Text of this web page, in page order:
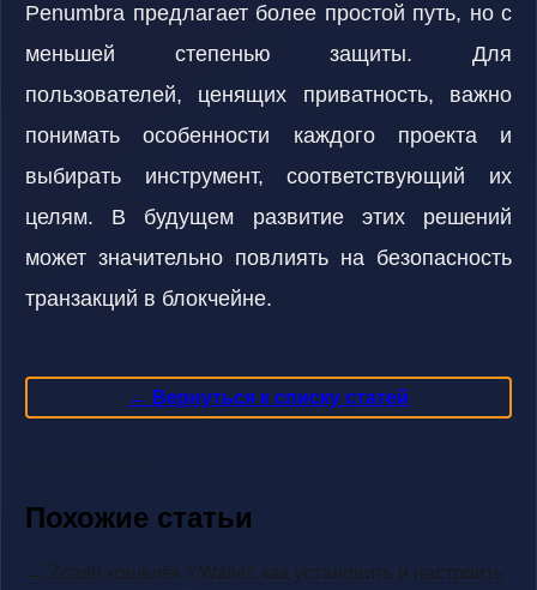
Penumbra предлагает более простой путь, но с
меньшей степенью защиты. Для
пользователей, ценящих приватность, важно
понимать особенности каждого проекта и
выбирать инструмент, соответствующий их
целям. В будущем развитие этих решений
может значительно повлиять на безопасность
транзакций в блокчейне.
← Вернуться к списку статей
Похожие статьи
→ Zcash кошелёк YWallet: как установить и настроить